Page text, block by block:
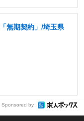
無期契約」/埼玉県
Sponsored by